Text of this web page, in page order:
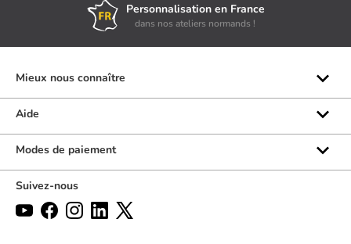
Personnalisation en France
dans nos ateliers normands !
Mieux nous connaître
Qui sommes-nous ?
Les marques
Aide
Rubrique d'aide
Formulaire de contact
Par chat
Modes de paiement
Suivez-nous